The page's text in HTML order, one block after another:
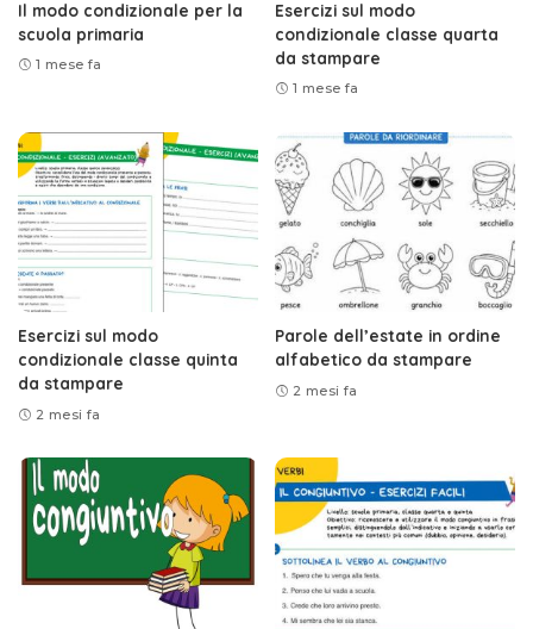
Il modo condizionale per la
scuola primaria
1 mese fa
Esercizi sul modo
condizionale classe quarta
da stampare
1 mese fa
Esercizi sul modo
condizionale classe quinta
da stampare
2 mesi fa
Parole dell’estate in ordine
alfabetico da stampare
2 mesi fa